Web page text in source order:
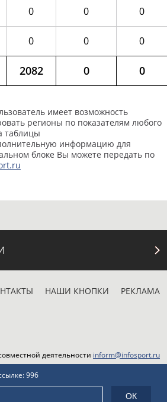
0 0 0
0 0 0
2082 0 0
имеет возможность
регионы по показателям любого
таблицы
информацию для
блоке Вы можете передать по
НАШИ КНОПКИ РЕКЛАМА
деятельности inform@infosport.ru
996